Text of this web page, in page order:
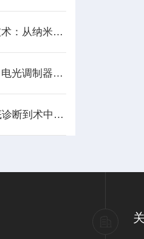
光学延迟线技术：从纳米精度到飞秒操控的光程精密艺术
以电场为笔：电光调制器在光波上书写GHz级的精密控制
OCT：从眼底诊断到术中导航--用光波丈量生命的微观结构